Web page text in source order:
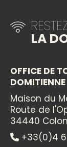
LA
OFFICE DE
DOMITIENNE
Maison du
Route de
34440
+33(0)4